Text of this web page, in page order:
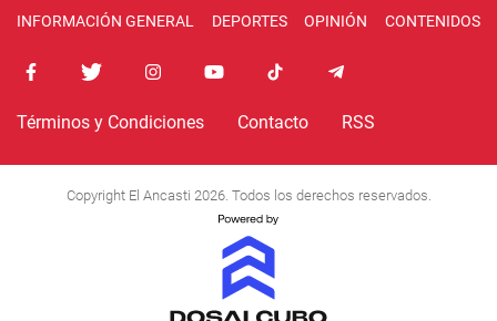
INFORMACIÓN GENERAL DEPORTES OPINIÓN CONTENIDOS
Términos y Condiciones Contacto RSS
Copyright El Ancasti 2026. Todos los derechos reservados.